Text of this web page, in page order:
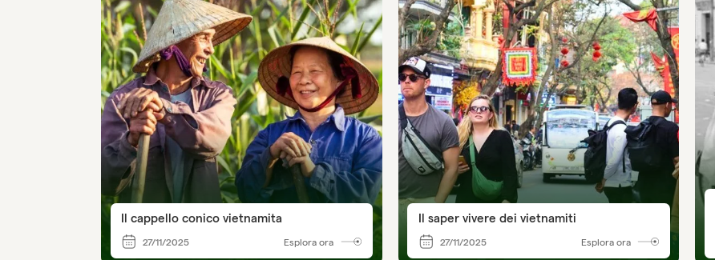
Il cappello conico vietnamita
27/11/2025 Esplora ora
Il saper vivere dei vietnamiti
27/11/2025 Esplora ora